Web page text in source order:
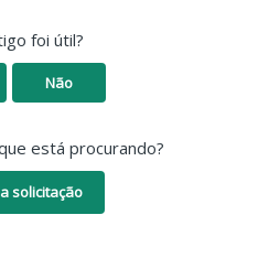
foi útil?
Não
está procurando?
solicitação